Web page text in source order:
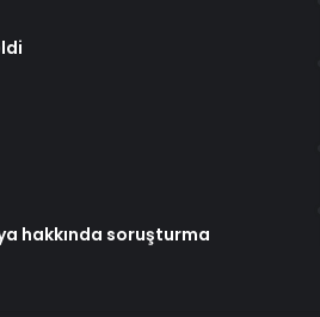
hakkında soruşturma